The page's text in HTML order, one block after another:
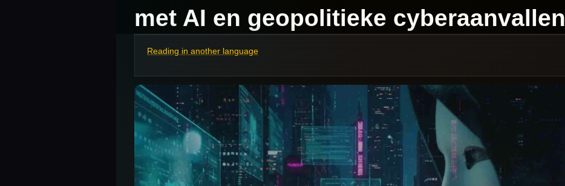
met AI en geopolitieke cyberaanvallen
Reading in another language